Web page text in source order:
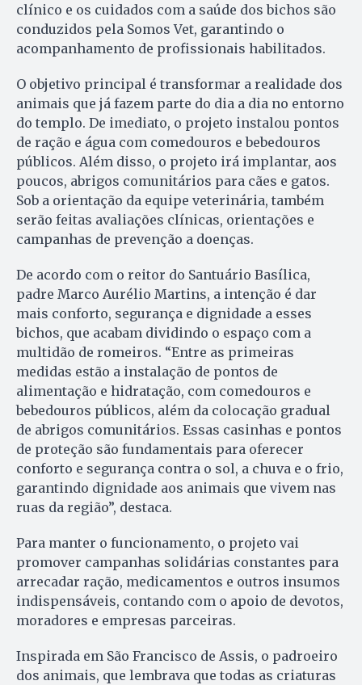
clínico e os cuidados com a saúde dos bichos são
conduzidos pela Somos Vet, garantindo o
acompanhamento de profissionais habilitados.
O objetivo principal é transformar a realidade dos
animais que já fazem parte do dia a dia no entorno
do templo. De imediato, o projeto instalou pontos
de ração e água com comedouros e bebedouros
públicos. Além disso, o projeto irá implantar, aos
poucos, abrigos comunitários para cães e gatos.
Sob a orientação da equipe veterinária, também
serão feitas avaliações clínicas, orientações e
campanhas de prevenção a doenças.
De acordo com o reitor do Santuário Basílica,
padre Marco Aurélio Martins, a intenção é dar
mais conforto, segurança e dignidade a esses
bichos, que acabam dividindo o espaço com a
multidão de romeiros. “Entre as primeiras
medidas estão a instalação de pontos de
alimentação e hidratação, com comedouros e
bebedouros públicos, além da colocação gradual
de abrigos comunitários. Essas casinhas e pontos
de proteção são fundamentais para oferecer
conforto e segurança contra o sol, a chuva e o frio,
garantindo dignidade aos animais que vivem nas
ruas da região”, destaca.
Para manter o funcionamento, o projeto vai
promover campanhas solidárias constantes para
arrecadar ração, medicamentos e outros insumos
indispensáveis, contando com o apoio de devotos,
moradores e empresas parceiras.
Inspirada em São Francisco de Assis, o padroeiro
dos animais, que lembrava que todas as criaturas